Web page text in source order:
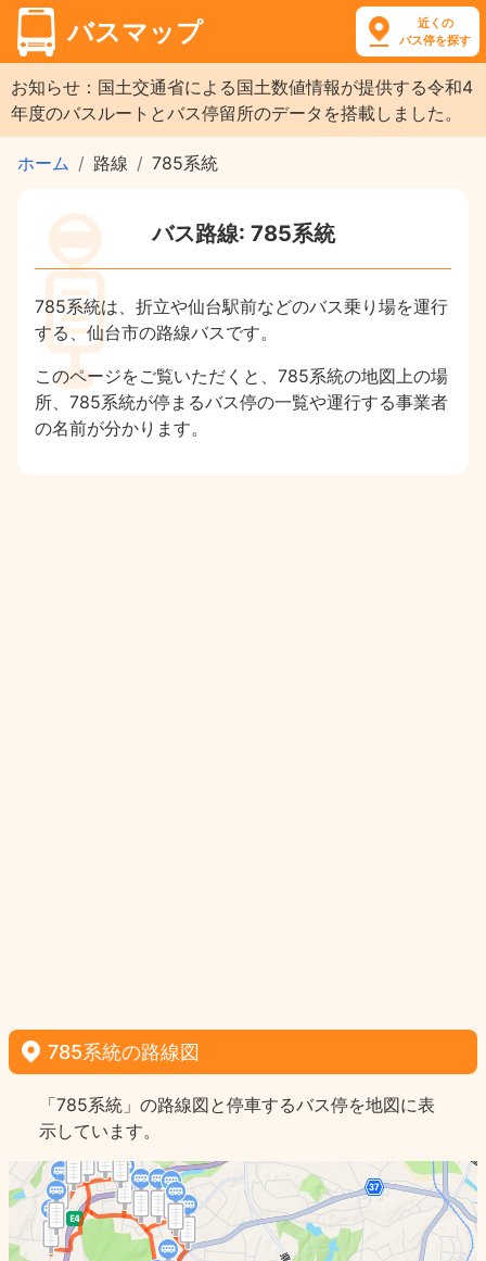
バスマップ
近くの
バス停を探す
お知らせ：国土交通省による国土数値情報が提供する令和4
年度のバスルートとバス停留所のデータを搭載しました。
ホーム 路線 785系統
バス路線: 785系統
785系統は、折立や仙台駅前などのバス乗り場を運行
する、仙台市の路線バスです。
このページをご覧いただくと、785系統の地図上の場
所、785系統が停まるバス停の一覧や運行する事業者
の名前が分かります。
785系統の路線図
「785系統」の路線図と停車するバス停を地図に表
示しています。